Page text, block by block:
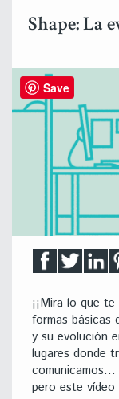
Shape: La
¡¡Mira lo que
formas básicas
y su evolución
lugares donde
pero este
Save